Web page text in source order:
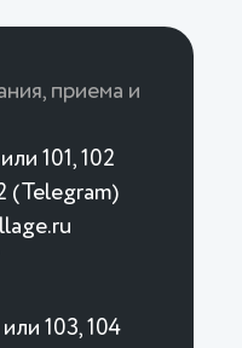
приема и
101, 102
(Telegram)
103, 104